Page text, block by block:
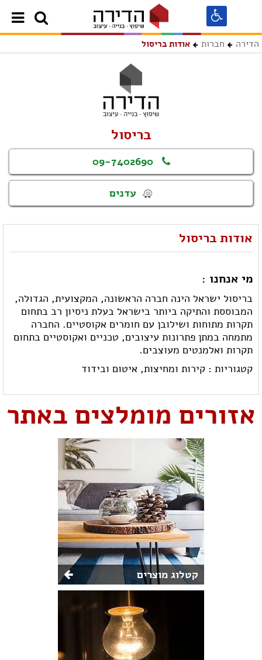
הדירה חברות אודות בריסול
בריסול
09-7402690
עדנים
אודות בריסול
מי אנחנו :
בריסול ישראל הינה חברה הראשונה, המקצועית, הגדולה,
המבוססת והתיקה ביותר בישראל בעלת ניסיון רב בתחום
תקרות מתוחות ושילובן עם חומרים אקוסטיים. החברה
מתמחה במתן פתרונות עיצובים, טכניים ואקוסטיים בתחום
תקרות ואלמנטים מעוצבים.
קטגוריות : קירות ומחיצות, איטום ובידוד
אזורים מומלצים באתר
קטלוג מוצרים